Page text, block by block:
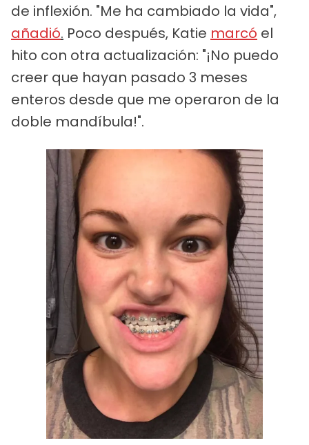
de inflexión. "Me ha cambiado la vida",
añadió. Poco después, Katie marcó el
hito con otra actualización: "¡No puedo
creer que hayan pasado 3 meses
enteros desde que me operaron de la
doble mandíbula!".